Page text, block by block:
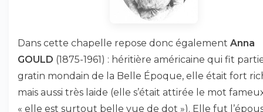
Dans cette chapelle repose donc également Anna
GOULD (1875-1961) : héritière américaine qui fit
gratin mondain de la Belle Époque, elle était fort
mais aussi très laide (elle s’était attirée le mot
« elle est surtout belle vue de dot »). Elle fut